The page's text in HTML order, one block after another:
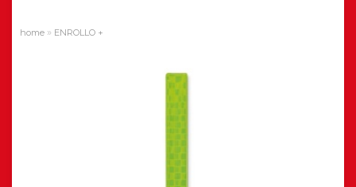
home » ENROLLO +